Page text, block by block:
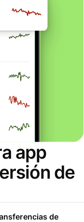
app
de
de